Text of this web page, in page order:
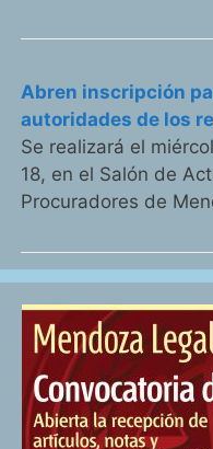
Abren inscripción
autoridades de los
Se realizará el
18, en el Salón de
Procuradores de